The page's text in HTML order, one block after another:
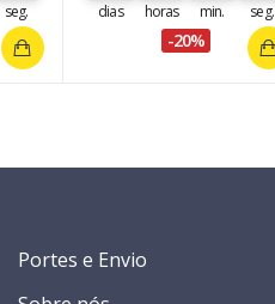
seg. dias horas min. seg.
-20%
Portes e Envio